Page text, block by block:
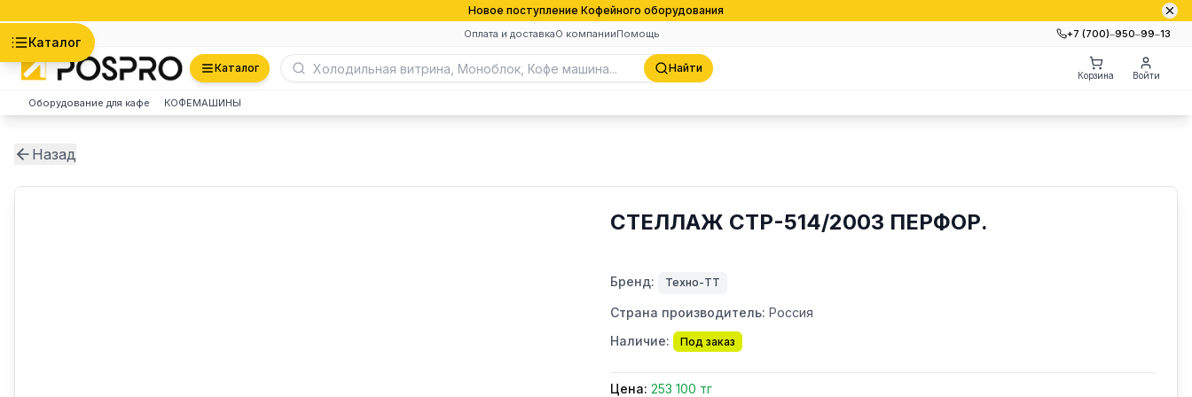
Новое поступление Кофейного оборудования
Оплата и доставкаО компанииПомощь +7 (700)‒950‒99‒13
Каталог
Каталог Найти
Корзина Войти
Оборудование для кафе КОФЕМАШИНЫ
Назад
СТЕЛЛАЖ СТР-514/2003 ПЕРФОР.
Бренд: Техно-ТТ
Страна производитель: Россия
Наличие:
Под заказ
Цена: 253 100 тг